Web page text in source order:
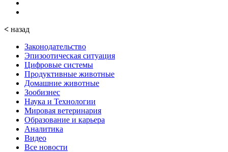
< назад
Законодательство
Эпизоотическая ситуация
Цифровые системы
Продуктивные животные
Домашние животные
Зообизнес
Наука и Технологии
Мировая ветеринария
Образование и карьера
Аналитика
Видео
Все новости